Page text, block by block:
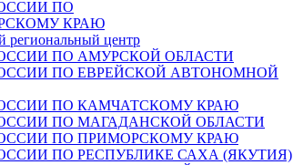
ПО
КРАЮ
региональный центр
ПО АМУРСКОЙ ОБЛАСТИ
ПО ЕВРЕЙСКОЙ АВТОНОМНОЙ
ПО КАМЧАТСКОМУ КРАЮ
ПО МАГАДАНСКОЙ ОБЛАСТИ
ПО ПРИМОРСКОМУ КРАЮ
ПО РЕСПУБЛИКЕ САХА (ЯКУТИЯ)